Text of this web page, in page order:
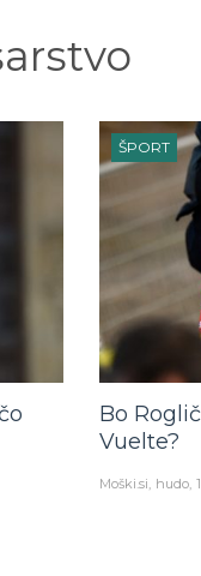
ŠPORT
Bo
Vuelte?
Moški.si hudo